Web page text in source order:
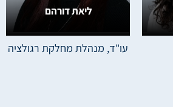
ליאת דורהם
עו"ד, מנהלת מחלקת רגולציה